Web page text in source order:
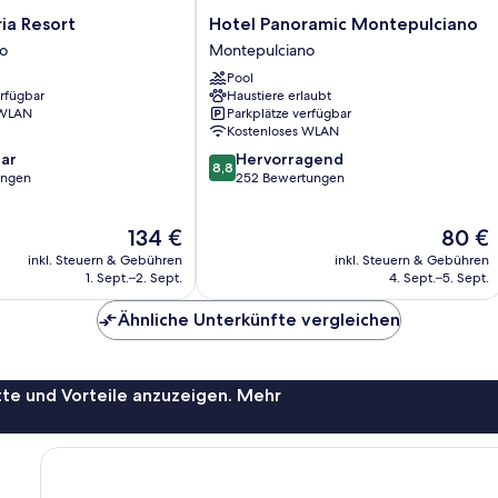
Resort
Der
Preis
beträgt
134 €
inkl. Steuern & Gebühren
1. Sept.–2. Sept.
Hotel
Panoramic
Montepulciano
Montepulciano
Hotel Panoramic Montepulciano
Montepulciano
Pool
Haustiere erlaubt
Parkplätze verfügbar
Kostenloses WLAN
8.8
von
8,8 Hervorragend
252 Bewertungen
Der
Preis
beträgt
80 €
inkl. Steuern & Gebühren
4. Sept.–5. Sept.
Ähnliche Unterkünfte vergleichen
und Vorteile anzuzeigen. Mehr